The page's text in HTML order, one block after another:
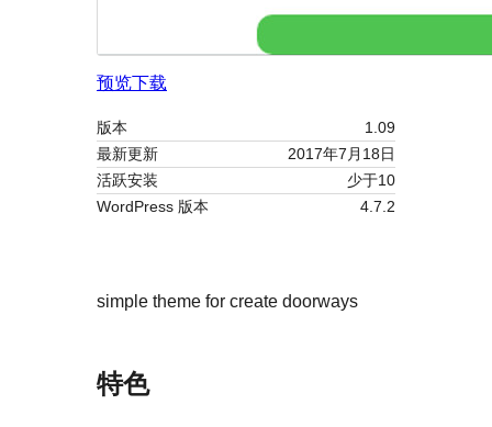
预览下载
版本
1.09
最新更新
2017年7月18日
活跃安装
少于10
WordPress 版本
4.7.2
simple theme for create doorways
特色